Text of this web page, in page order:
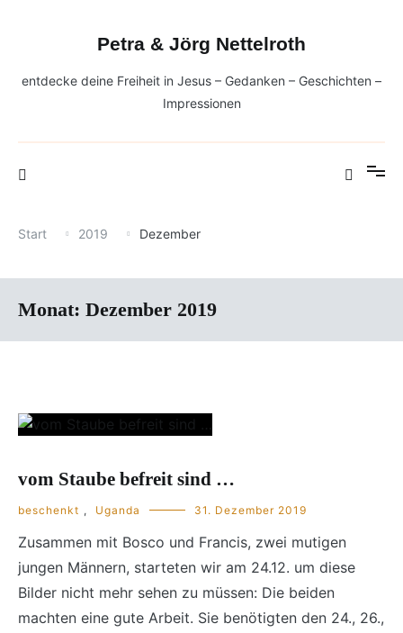
Petra & Jörg Nettelroth
entdecke deine Freiheit in Jesus – Gedanken – Geschichten –
Impressionen
Start 2019 Dezember
Monat: Dezember 2019
vom Staube befreit sind …
beschenkt , Uganda 31. Dezember 2019
Zusammen mit Bosco und Francis, zwei mutigen
jungen Männern, starteten wir am 24.12. um diese
Bilder nicht mehr sehen zu müssen: Die beiden
machten eine gute Arbeit. Sie benötigten den 24., 26.,